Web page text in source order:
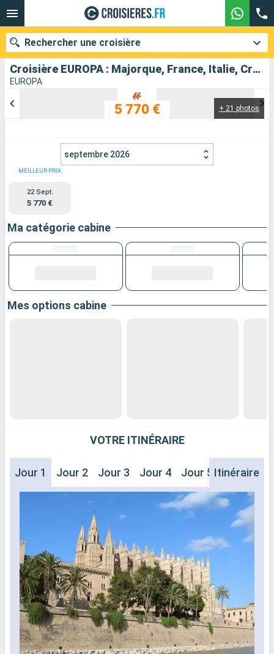
Croisière EUROPA : Majorque, France, Italie, Croatie, Slovénie au départ de Palma de Majorque
EUROPA
+ 21 photos
5 770 €
septembre 2026
MEILLEUR PRIX
22 Sept.
5 770 €
Ma catégorie cabine
Mes options cabine
VOTRE ITINÉRAIRE
Jour 1 Jour 2 Jour 3 Jour 4 Jour 5 Jour 6
Itinéraire
Rechercher une croisière
Ports Compagnies